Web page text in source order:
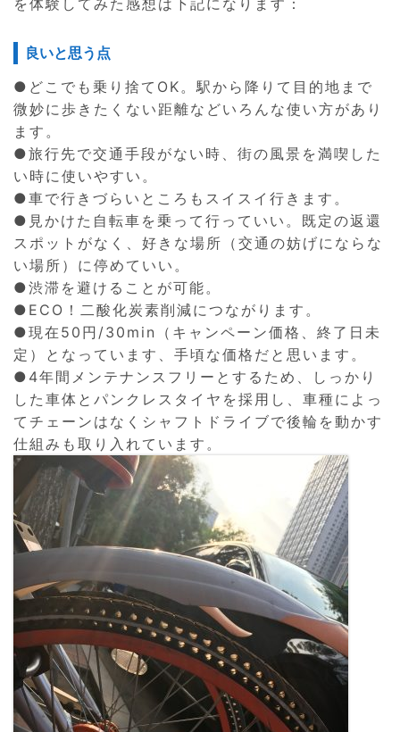
を体験してみた感想は下記になります：
良いと思う点
●どこでも乗り捨てOK。駅から降りて目的地まで
微妙に歩きたくない距離などいろんな使い方があり
ます。
●旅行先で交通手段がない時、街の風景を満喫した
い時に使いやすい。
●車で行きづらいところもスイスイ行きます。
●見かけた自転車を乗って行っていい。既定の返還
スポットがなく、好きな場所（交通の妨げにならな
い場所）に停めていい。
●渋滞を避けることが可能。
●ECO！二酸化炭素削減につながります。
●現在50円/30min（キャンペーン価格、終了日未
定）となっています、手頃な価格だと思います。
●4年間メンテナンスフリーとするため、しっかり
した車体とパンクレスタイヤを採用し、車種によっ
てチェーンはなくシャフトドライブで後輪を動かす
仕組みも取り入れています。